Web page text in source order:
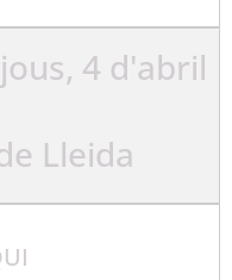
4 d'abril
Lleida